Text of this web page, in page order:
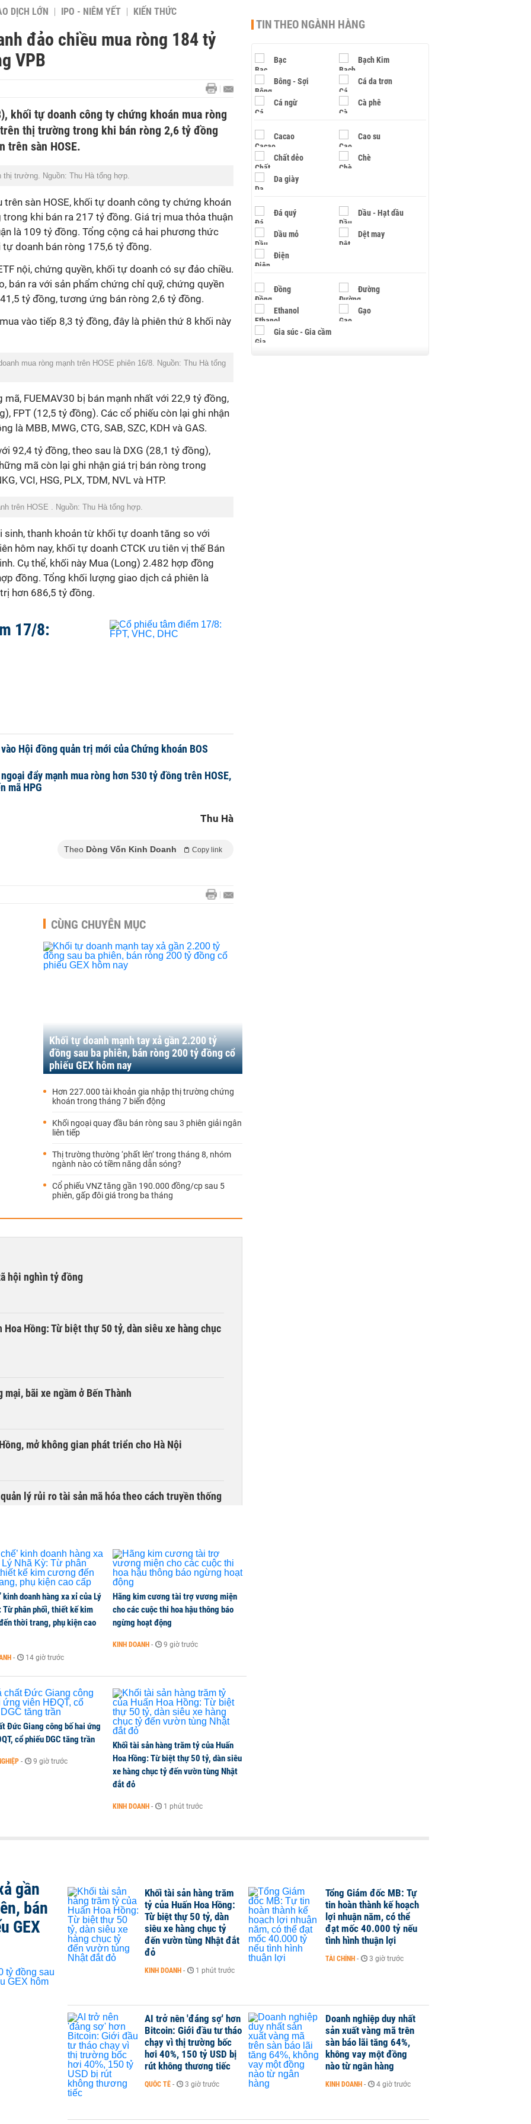
DỊCH LỚN IPO - NIÊM YẾT KIẾN THỨC
đảo chiều mua ròng 184 tỷ
VPB
khối tự doanh công ty chứng khoán mua ròng
thị trường trong khi bán ròng 2,6 tỷ đồng
trên sàn HOSE.
trường. Nguồn: Thu Hà tổng hợp.
sàn HOSE, khối tự doanh công ty chứng khoán
khi bán ra 217 tỷ đồng. Giá trị mua thỏa thuận
là 109 tỷ đồng. Tổng cộng cả hai phương thức
tự doanh bán ròng 175,6 tỷ đồng.
nội, chứng quyền, khối tự doanh có sự đảo chiều.
bán ra với sản phẩm chứng chỉ quỹ, chứng quyền
tỷ đồng, tương ứng bán ròng 2,6 tỷ đồng.
vào tiếp 8,3 tỷ đồng, đây là phiên thứ 8 khối này
mua ròng mạnh trên HOSE phiên 16/8. Nguồn: Thu Hà tổng
FUEMAV30 bị bán mạnh nhất với 22,9 tỷ đồng,
FPT (12,5 tỷ đồng). Các cổ phiếu còn lại ghi nhận
là MBB, MWG, CTG, SAB, SZC, KDH và GAS.
92,4 tỷ đồng, theo sau là DXG (28,1 tỷ đồng),
mã còn lại ghi nhận giá trị bán ròng trong
VCI, HSG, PLX, TDM, NVL và HTP.
trên HOSE . Nguồn: Thu Hà tổng hợp.
thanh khoản từ khối tự doanh tăng so với
hôm nay, khối tự doanh CTCK ưu tiên vị thế Bán
Cụ thể, khối này Mua (Long) 2.482 hợp đồng
đồng. Tổng khối lượng giao dịch cả phiên là
hơn 686,5 tỷ đồng.
17/8:
Hội đồng quản trị mới của Chứng khoán BOS
đẩy mạnh mua ròng hơn 530 tỷ đồng trên HOSE,
mã HPG
Thu Hà
Theo Dòng Vốn Kinh Doanh Copy link
CÙNG CHUYÊN MỤC
Khối tự doanh mạnh tay xả gần 2.200 tỷ
đồng sau ba phiên, bán ròng 200 tỷ đồng cổ
phiếu GEX hôm nay
Hơn 227.000 tài khoản gia nhập thị trường chứng
khoán trong tháng 7 biến động
Khối ngoại quay đầu bán ròng sau 3 phiên giải ngân
liên tiếp
Thị trường thường ‘phất lên’ trong tháng 8, nhóm
ngành nào có tiềm năng dẫn sóng?
Cổ phiếu VNZ tăng gần 190.000 đồng/cp sau 5
phiên, gấp đôi giá trong ba tháng
hội nghìn tỷ đồng
Hồng: Từ biệt thự 50 tỷ, dàn siêu xe hàng chục
bãi xe ngầm ở Bến Thành
mở không gian phát triển cho Hà Nội
lý rủi ro tài sản mã hóa theo cách truyền thống
kinh doanh hàng xa xỉ của Lý
Từ phân phối, thiết kế kim
thời trang, phụ kiện cao
- 14 giờ trước
Hãng kim cương tài trợ vương miện
cho các cuộc thi hoa hậu thông báo
ngừng hoạt động
KINH DOANH - 9 giờ trước
Đức Giang công bố hai ứng
cổ phiếu DGC tăng trần
- 9 giờ trước
Khối tài sản hàng trăm tỷ của Huấn
Hoa Hồng: Từ biệt thự 50 tỷ, dàn siêu
xe hàng chục tỷ đến vườn tùng Nhật
đắt đỏ
KINH DOANH - 1 phút trước
TIN THEO NGÀNH HÀNG
Bạc Bạch Kim
Bông - Sợi Cá da trơn
Cá ngừ Cà phê
Cacao Cao su
Chất dẻo Chè
Da giày
Đá quý Dầu - Hạt dầu
Dầu mỏ Dệt may
Điện
Đồng Đường
Ethanol Gạo
Gia súc - Gia cầm
gần
bán
GEX
Khối tài sản hàng trăm
tỷ của Huấn Hoa Hồng:
Từ biệt thự 50 tỷ, dàn
siêu xe hàng chục tỷ
đến vườn tùng Nhật đắt
đỏ
KINH DOANH - 1 phút trước
Tổng Giám đốc MB: Tự
tin hoàn thành kế hoạch
lợi nhuận năm, có thể
đạt mốc 40.000 tỷ nếu
tình hình thuận lợi
TÀI CHÍNH - 3 giờ trước
AI trở nên 'đáng sợ' hơn
Bitcoin: Giới đầu tư tháo
chạy vì thị trường bốc
hơi 40%, 150 tỷ USD bị
rút không thương tiếc
QUỐC TẾ - 3 giờ trước
Doanh nghiệp duy nhất
sản xuất vàng mã trên
sàn báo lãi tăng 64%,
không vay một đồng
nào từ ngân hàng
KINH DOANH - 4 giờ trước